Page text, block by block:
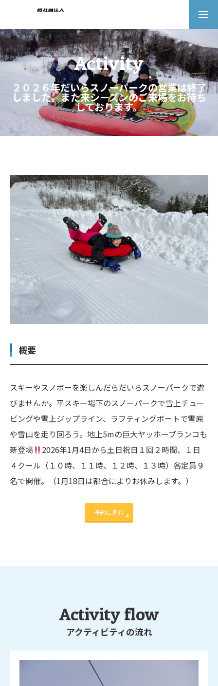
Activity
２０２６年だいらスノーパークの営業は終了
しました。また来シーズンのご来場をお待ち
しております。
概要
スキーやスノボーを楽しんだらだいらスノーパークで遊
びませんか。平スキー場下のスノーパークで雪上チュー
ビングや雪上ジップライン、ラフティングボートで雪原
や雪山を走り回ろう。地上5mの巨大ヤッホーブランコも
新登場
2026年1月4日から土日祝日１回２時間、１日
４クール（１０時、１１時、１２時、１３時）各定員９
名で開催。（1月18日は都合によりお休みします。）
予約に進む
Activity flow
アクティビティの流れ